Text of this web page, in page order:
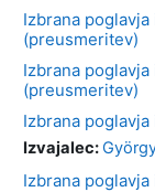
Izbrana
(preusmeritev)
Izbrana
(preusmeritev)
Izbrana
Izvajalec:
Izbrana